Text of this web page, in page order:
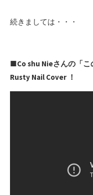
続きましては・・・
■Co shu Nieさんの「こ
Rusty Nail Cover ！